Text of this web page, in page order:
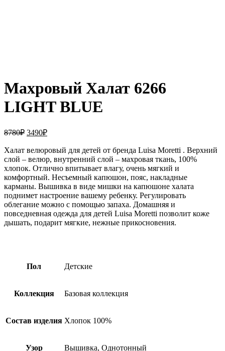
Махровый Халат 6266
LIGHT BLUE
8780₽ Первоначальная
составляла
8780₽.
3490₽Текущая
3490₽.
Халат велюровый для детей от бренда Luisa Moretti . Верхний
слой – велюр, внутренний слой – махровая ткань, 100%
хлопок. Отлично впитывает влагу, очень мягкий и
комфортный. Несъемный капюшон, пояс, накладные
карманы. Вышивка в виде мишки на капюшоне халата
поднимет настроение вашему ребенку. Регулировать
облегание можно с помощью запаха. Домашняя и
повседневная одежда для детей Luisa Moretti позволит коже
дышать, подарит мягкие, нежные прикосновения.
Пол Детские
Коллекция Базовая коллекция
Состав изделия Хлопок 100%
Узор Вышивка, Однотонный